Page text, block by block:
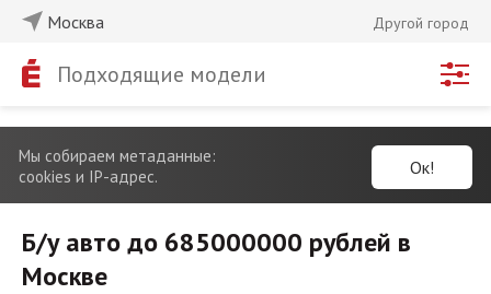
Москва Другой город
Подходящие модели
Мы собираем метаданные:
cookies и IP-адрес.
Ок!
Б/у авто до 685000000 рублей в
Москве